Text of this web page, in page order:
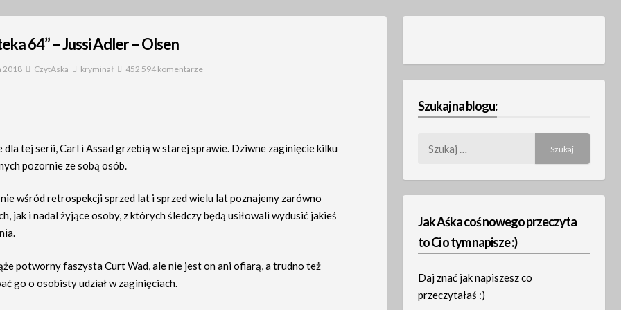
64” – Jussi Adler – Olsen
2018 CzytAska kryminał 452 594 komentarze
dla tej serii, Carl i Assad grzebią w starej sprawie. Dziwne zaginięcie kilku
pozornie ze sobą osób.
wśród retrospekcji sprzed lat i sprzed wielu lat poznajemy zarówno
jak i nadal żyjące osoby, z których śledczy będą usiłowali wydusić jakieś
potworny faszysta Curt Wad, ale nie jest on ani ofiarą, a trudno też
go o osobisty udział w zaginięciach.
Szukaj na blogu:
Jak Aśka coś nowego przeczyta
to Ci o tym napisze :)
Daj znać jak napiszesz co
przeczytałaś :)